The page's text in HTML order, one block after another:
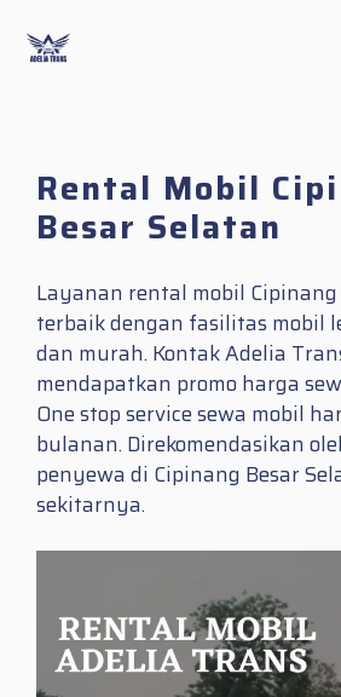
content
Rental Mobil
Besar Selatan
Layanan rental mobil Cipinang
terbaik dengan fasilitas mobil
dan murah. Kontak Adelia
mendapatkan promo harga
One stop service sewa mobil
bulanan. Direkomendasikan
penyewa di Cipinang Besar
sekitarnya.